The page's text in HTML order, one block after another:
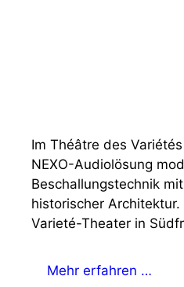
Im Théâtre des
NEXO-Audiolösung
Beschallungstechnik
historischer
Varieté-Theater in
Mehr erfahren …